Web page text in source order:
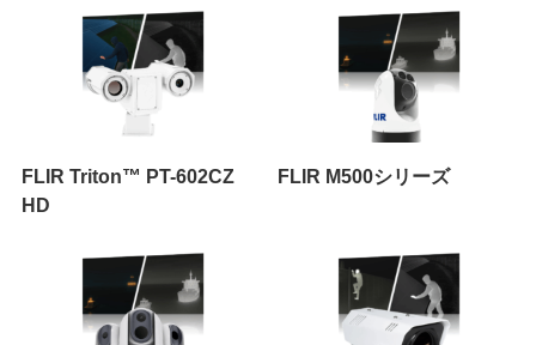
FLIR Triton™ PT-602CZ
HD
FLIR M500シリーズ